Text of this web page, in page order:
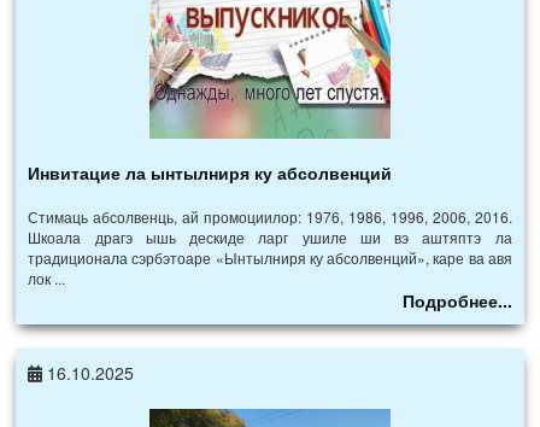
Инвитацие ла ынтылниря ку абсолвенций
Стимаць абсолвенць, ай промоциилор: 1976, 1986, 1996, 2006, 2016.
Шкоала драгэ ышь дескиде ларг ушиле ши вэ аштяптэ ла
традиционала сэрбэтоаре «Ынтылниря ку абсолвенций», каре ва авя
лок ...
Подробнее...
16.10.2025